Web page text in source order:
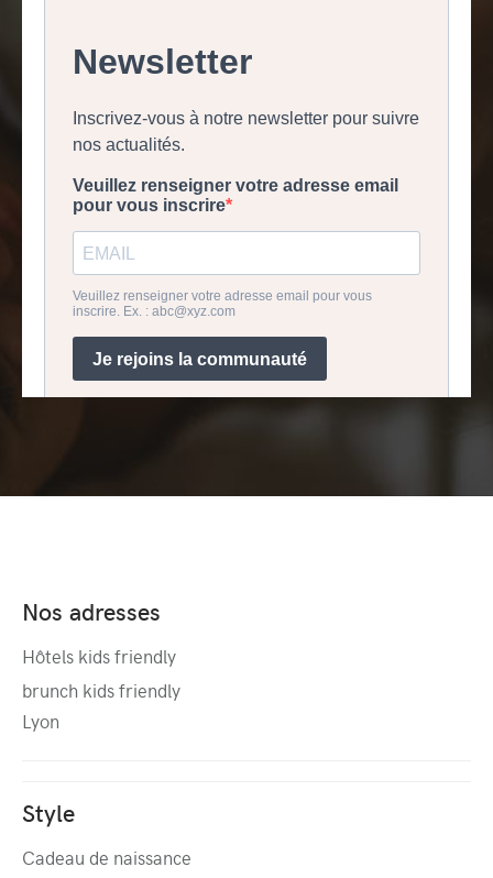
Nos adresses
Hôtels kids friendly
brunch kids friendly
Lyon
Style
Cadeau de naissance